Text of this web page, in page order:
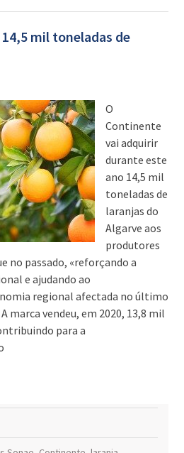
mil toneladas de
O
Continente
vai adquirir
durante este
ano 14,5 mil
toneladas de
laranjas do
Algarve aos
produtores
no passado, «reforçando a
e ajudando ao
regional afectada no último
marca vendeu, em 2020, 13,8 mil
para a